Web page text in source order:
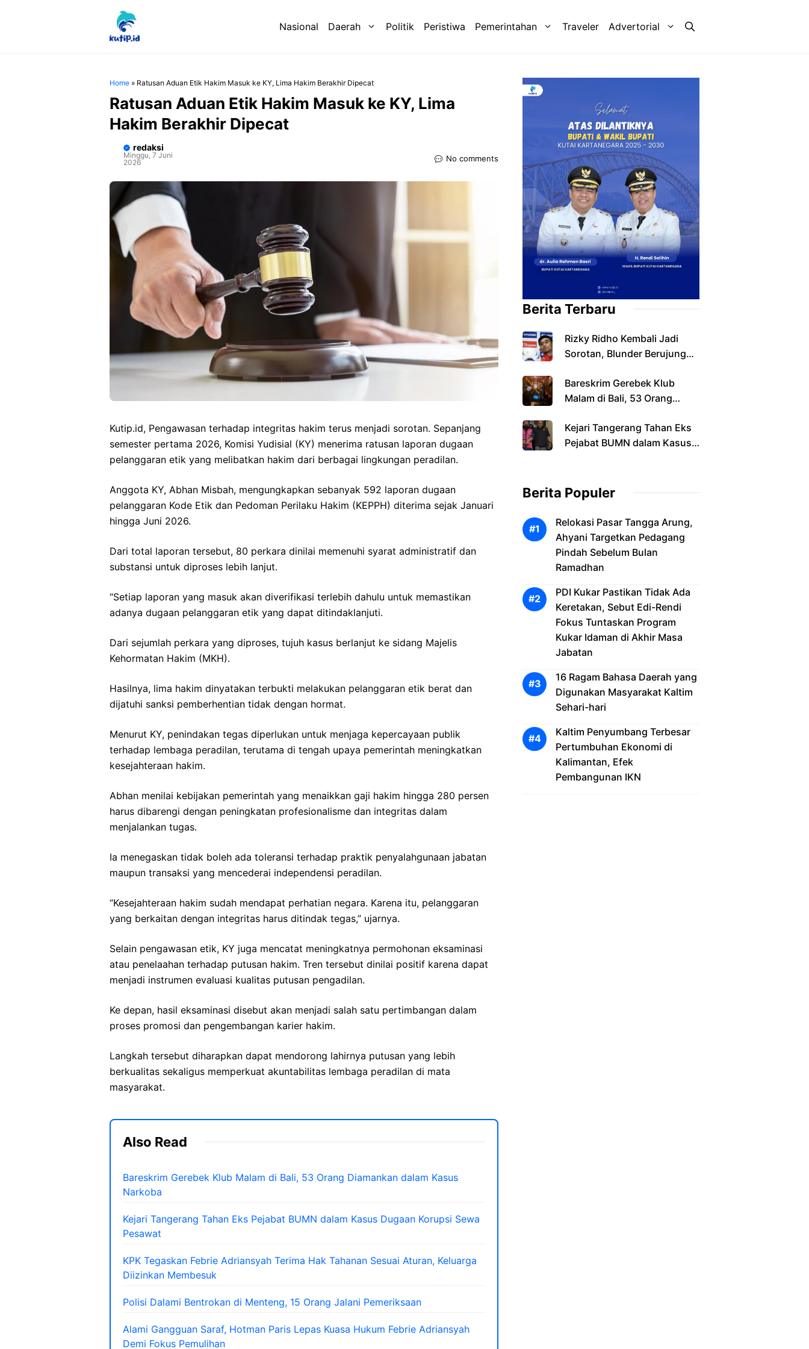
Nasional Daerah Politik Peristiwa Pemerintahan Traveler Advertorial
Home » Ratusan Aduan Etik Hakim Masuk ke KY, Lima Hakim Berakhir Dipecat
Ratusan Aduan Etik Hakim Masuk ke KY, Lima
Hakim Berakhir Dipecat
redaksi
Minggu, 7 Juni
2026
No comments
Kutip.id, Pengawasan terhadap integritas hakim terus menjadi sorotan. Sepanjang
semester pertama 2026, Komisi Yudisial (KY) menerima ratusan laporan dugaan
pelanggaran etik yang melibatkan hakim dari berbagai lingkungan peradilan.
Anggota KY, Abhan Misbah, mengungkapkan sebanyak 592 laporan dugaan
pelanggaran Kode Etik dan Pedoman Perilaku Hakim (KEPPH) diterima sejak Januari
hingga Juni 2026.
Dari total laporan tersebut, 80 perkara dinilai memenuhi syarat administratif dan
substansi untuk diproses lebih lanjut.
“Setiap laporan yang masuk akan diverifikasi terlebih dahulu untuk memastikan
adanya dugaan pelanggaran etik yang dapat ditindaklanjuti.
Dari sejumlah perkara yang diproses, tujuh kasus berlanjut ke sidang Majelis
Kehormatan Hakim (MKH).
Hasilnya, lima hakim dinyatakan terbukti melakukan pelanggaran etik berat dan
dijatuhi sanksi pemberhentian tidak dengan hormat.
Menurut KY, penindakan tegas diperlukan untuk menjaga kepercayaan publik
terhadap lembaga peradilan, terutama di tengah upaya pemerintah meningkatkan
kesejahteraan hakim.
Abhan menilai kebijakan pemerintah yang menaikkan gaji hakim hingga 280 persen
harus dibarengi dengan peningkatan profesionalisme dan integritas dalam
menjalankan tugas.
Ia menegaskan tidak boleh ada toleransi terhadap praktik penyalahgunaan jabatan
maupun transaksi yang mencederai independensi peradilan.
“Kesejahteraan hakim sudah mendapat perhatian negara. Karena itu, pelanggaran
yang berkaitan dengan integritas harus ditindak tegas,” ujarnya.
Selain pengawasan etik, KY juga mencatat meningkatnya permohonan eksaminasi
atau penelaahan terhadap putusan hakim. Tren tersebut dinilai positif karena dapat
menjadi instrumen evaluasi kualitas putusan pengadilan.
Ke depan, hasil eksaminasi disebut akan menjadi salah satu pertimbangan dalam
proses promosi dan pengembangan karier hakim.
Langkah tersebut diharapkan dapat mendorong lahirnya putusan yang lebih
berkualitas sekaligus memperkuat akuntabilitas lembaga peradilan di mata
masyarakat.
Also Read
Bareskrim Gerebek Klub Malam di Bali, 53 Orang Diamankan dalam Kasus
Narkoba
Kejari Tangerang Tahan Eks Pejabat BUMN dalam Kasus Dugaan Korupsi Sewa
Pesawat
KPK Tegaskan Febrie Adriansyah Terima Hak Tahanan Sesuai Aturan, Keluarga
Diizinkan Membesuk
Polisi Dalami Bentrokan di Menteng, 15 Orang Jalani Pemeriksaan
Alami Gangguan Saraf, Hotman Paris Lepas Kuasa Hukum Febrie Adriansyah
Demi Fokus Pemulihan
Berita Terbaru
Rizky Ridho Kembali Jadi
Sorotan, Blunder Berujung
Bareskrim Gerebek Klub
Malam di Bali, 53 Orang
Narkoba
Kejari Tangerang Tahan Eks
Pejabat BUMN dalam Kasus
Berita Populer
Relokasi Pasar Tangga Arung,
Ahyani Targetkan Pedagang
Pindah Sebelum Bulan
Ramadhan
PDI Kukar Pastikan Tidak Ada
Keretakan, Sebut Edi-Rendi
Fokus Tuntaskan Program
Kukar Idaman di Akhir Masa
Jabatan
16 Ragam Bahasa Daerah yang
Digunakan Masyarakat Kaltim
Sehari-hari
Kaltim Penyumbang Terbesar
Pertumbuhan Ekonomi di
Kalimantan, Efek
Pembangunan IKN